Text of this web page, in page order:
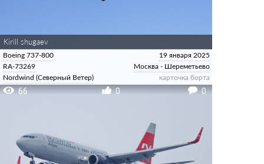
Kirill shugaev
Boeing 737-800
RA-73269
Nordwind (Северный Ветер)
19 января 2025
Москва - Шереметьево
карточка борта
66 0 0